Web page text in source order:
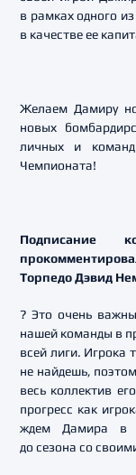
в рамках одного
в качестве ее
Желаем Дамиру
новых
личных и
Чемпионата!
Подписание
Торпедо Дэвид
? Это очень
нашей команды в
всей лиги. Игрока
не найдешь,
весь коллектив
прогресс как
ждем Дамира в
до сезона со